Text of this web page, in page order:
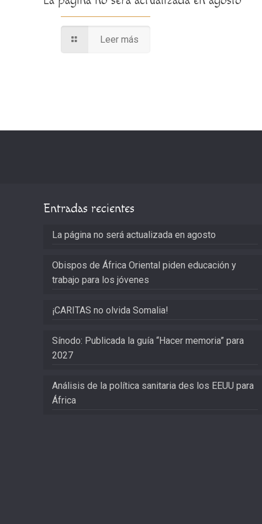
Leer más
Entradas recientes
La página no será actualizada en agosto
Obispos de África Oriental piden educación y
trabajo para los jóvenes
¡CARITAS no olvida Somalia!
Sínodo: Publicada la guía “Hacer memoria” para
2027
Análisis de la política sanitaria des los EEUU para
África